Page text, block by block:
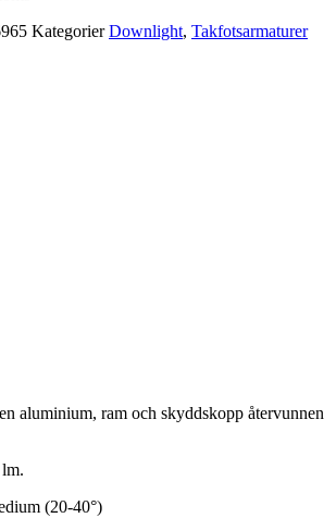
Kategorier Downlight, Takfotsarmaturer
aluminium, ram och skyddskopp återvunnen
(20-40°)